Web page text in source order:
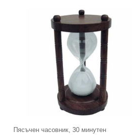
Пясъчен часовник, 30 минутен